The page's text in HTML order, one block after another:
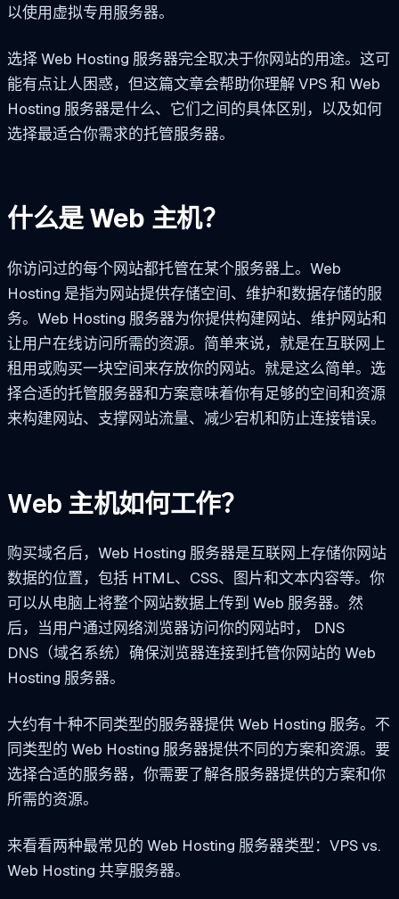
以使用虚拟专用服务器。
选择 Web Hosting 服务器完全取决于你网站的用途。这可
能有点让人困惑，但这篇文章会帮助你理解 VPS 和 Web
Hosting 服务器是什么、它们之间的具体区别，以及如何
选择最适合你需求的托管服务器。
什么是 Web 主机？
你访问过的每个网站都托管在某个服务器上。Web
Hosting 是指为网站提供存储空间、维护和数据存储的服
务。Web Hosting 服务器为你提供构建网站、维护网站和
让用户在线访问所需的资源。简单来说，就是在互联网上
租用或购买一块空间来存放你的网站。就是这么简单。选
择合适的托管服务器和方案意味着你有足够的空间和资源
来构建网站、支撑网站流量、减少宕机和防止连接错误。
Web 主机如何工作？
购买域名后，Web Hosting 服务器是互联网上存储你网站
数据的位置，包括 HTML、CSS、图片和文本内容等。你
可以从电脑上将整个网站数据上传到 Web 服务器。然
后，当用户通过网络浏览器访问你的网站时， DNS
DNS（域名系统）确保浏览器连接到托管你网站的 Web
Hosting 服务器。
大约有十种不同类型的服务器提供 Web Hosting 服务。不
同类型的 Web Hosting 服务器提供不同的方案和资源。要
选择合适的服务器，你需要了解各服务器提供的方案和你
所需的资源。
来看看两种最常见的 Web Hosting 服务器类型：VPS vs.
Web Hosting 共享服务器。